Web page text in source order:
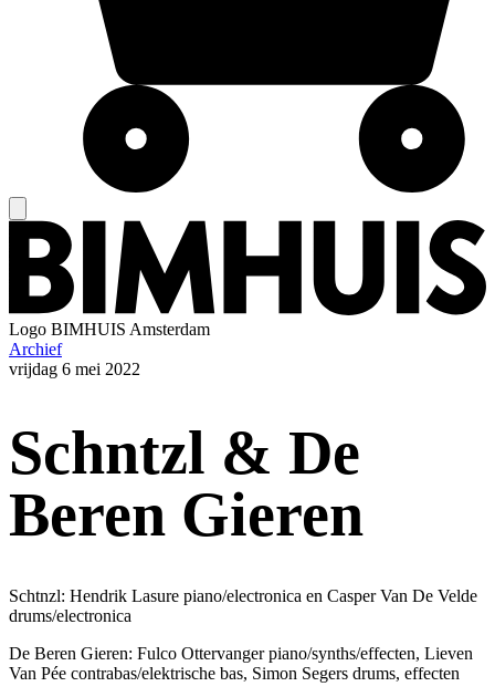
Logo BIMHUIS Amsterdam
Archief
vrijdag 6 mei 2022
Schntzl & De
Beren Gieren
Schtnzl: Hendrik Lasure piano/electronica en Casper Van De Velde
drums/electronica
De Beren Gieren: Fulco Ottervanger piano/synths/effecten, Lieven
Van Pée contrabas/elektrische bas, Simon Segers drums, effecten